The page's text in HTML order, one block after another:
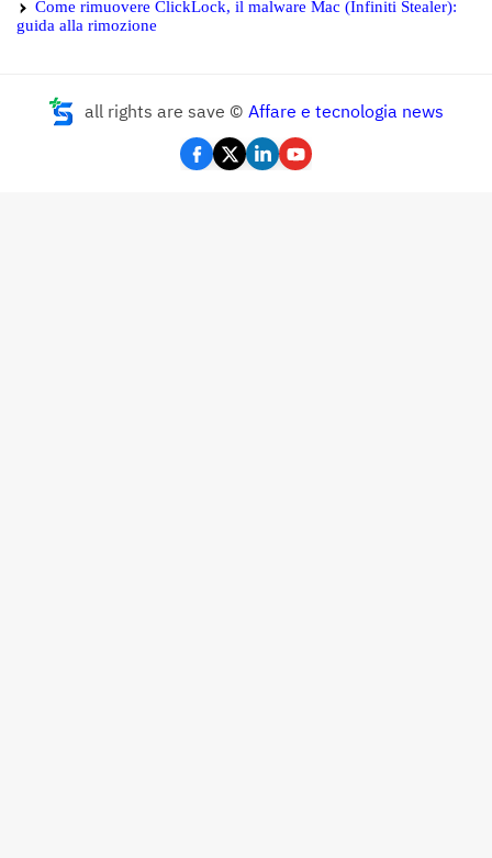
Come rimuovere ClickLock, il malware Mac (Infiniti Stealer):
guida alla rimozione
all rights are save © Affare e tecnologia news